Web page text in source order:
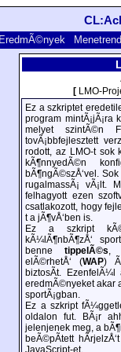
EredmÃ©nyek Menetrend
[ LMO-
Ez a szkriptet
program mintÃ¡jÃ¡ra
melyet szintÃ©n
tovÃ¡bbfejlesztett
rodott, az LMO-t sok
kÃ¶nnyedÃ©n
bÃ¶ngÃ©szÅ‘vel.
rugalmassÃ¡ vÃ¡lt.
felhagyott ezen
csatlakozott, hogy
t a jÃ¶vÅ‘ben is.
Ez a szkript
kÃ¼lÃ¶nbÃ¶zÅ‘
bennetippelÃ©s,
elÃ©rhetÅ‘ (WAP)
biztosÃ­t.
eredmÃ©nyeket akar
sportÃ¡gban.
Ez a szkript
oldalon fut. BÃ¡r
jelenjenek meg, a
beÃ©pÃ­tett
JavaScript-et.